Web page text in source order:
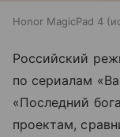
Honor MagicPad 4
Российский
по сериалам
«Последний
проектам,